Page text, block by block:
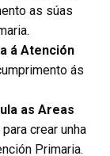
as súas
á Atención
ás
as Areas
para crear unha
Primaria.